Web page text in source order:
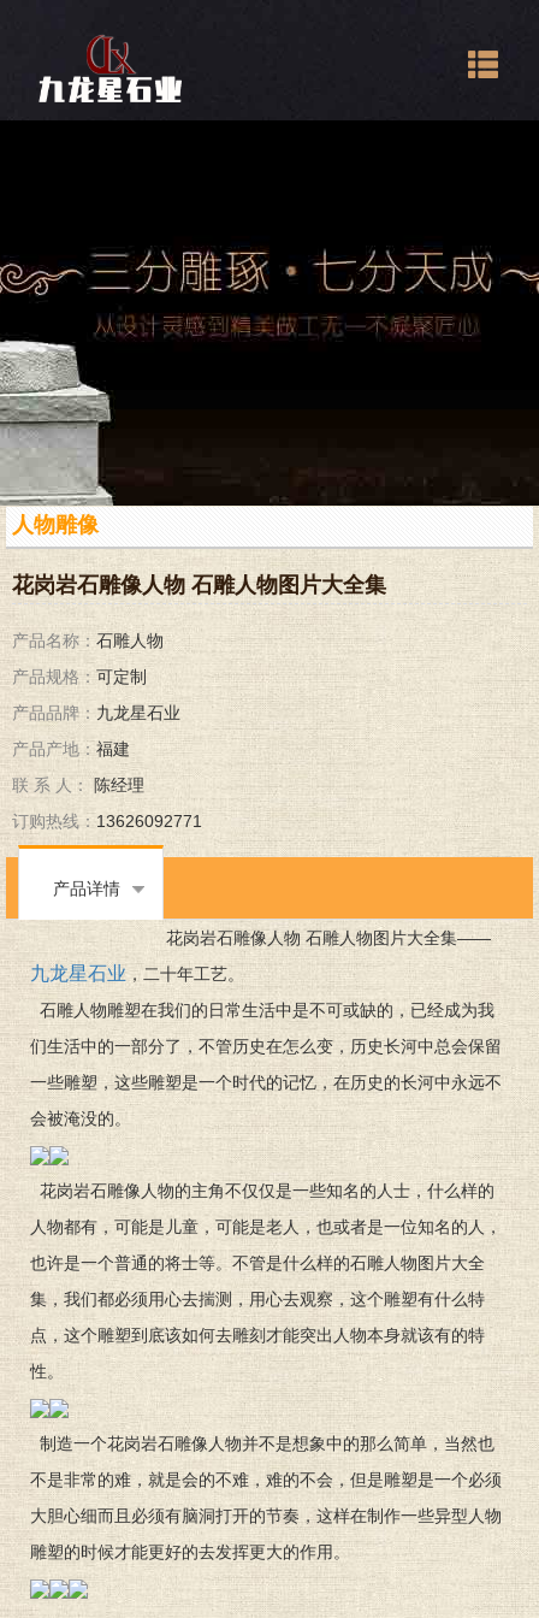
人物雕像
花岗岩石雕像人物 石雕人物图片大全集
产品名称： 石雕人物
产品规格： 可定制
产品品牌： 九龙星石业
产品产地： 福建
联 系 人：
陈经理
订购热线：13626092771
产品详情
花岗岩石雕像人物 石雕人物图片大全集——
九龙星石业 ，二十年工艺。
石雕人物雕塑在我们的日常生活中是不可或缺的，已经成为我
们生活中的一部分了，不管历史在怎么变，历史长河中总会保留
一些雕塑，这些雕塑是一个时代的记忆，在历史的长河中永远不
会被淹没的。
花岗岩石雕像人物的主角不仅仅是一些知名的人士，什么样的
人物都有，可能是儿童，可能是老人，也或者是一位知名的人，
也许是一个普通的将士等。不管是什么样的石雕人物图片大全
集，我们都必须用心去揣测，用心去观察，这个雕塑有什么特
点，这个雕塑到底该如何去雕刻才能突出人物本身就该有的特
性。
制造一个花岗岩石雕像人物并不是想象中的那么简单，当然也
不是非常的难，就是会的不难，难的不会，但是雕塑是一个必须
大胆心细而且必须有脑洞打开的节奏，这样在制作一些异型人物
雕塑的时候才能更好的去发挥更大的作用。